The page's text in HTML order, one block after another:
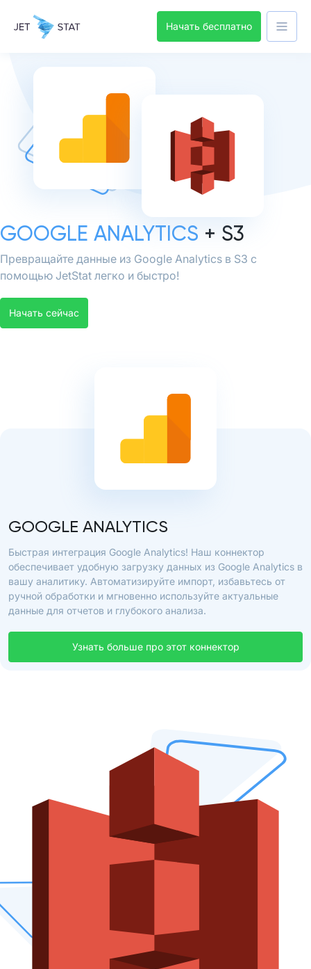
Начать бесплатно
GOOGLE ANALYTICS + S3
Превращайте данные из Google Analytics в S3 с
помощью JetStat легко и быстро!
Начать сейчас
GOOGLE ANALYTICS
Быстрая интеграция Google Analytics! Наш коннектор
обеспечивает удобную загрузку данных из Google Analytics в
вашу аналитику. Автоматизируйте импорт, избавьтесь от
ручной обработки и мгновенно используйте актуальные
данные для отчетов и глубокого анализа.
Узнать больше про этот коннектор